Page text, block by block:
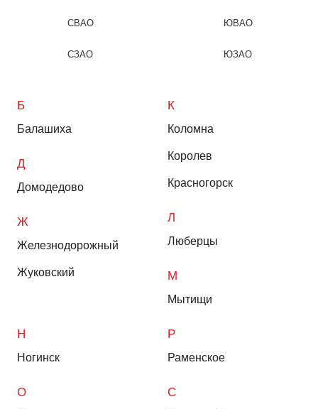
СВАО
СЗАО
ЮВАО
ЮЗАО
Б
Балашиха
Д
Домодедово
Ж
Железнодорожный
Жуковский
К
Коломна
Королев
Красногорск
Л
Люберцы
М
Мытищи
Н
Ногинск
О
Р
Раменское
С